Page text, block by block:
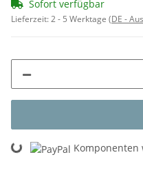
Sofort verfügbar
Lieferzeit:2 - 5 Werktage (DE -
Loading... Komponenten